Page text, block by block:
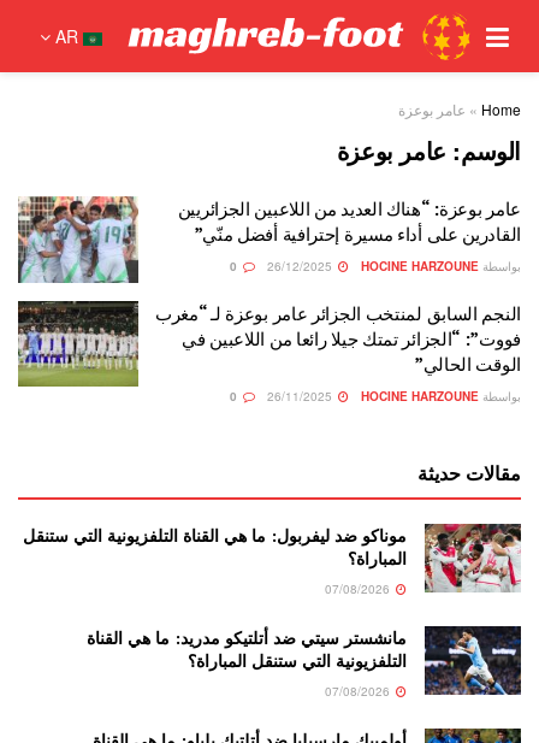
AR
Home
» عامر بوعزة
الوسم: عامر بوعزة
عامر بوعزة: “هناك العديد من اللاعبين الجزائريين
القادرين على أداء مسيرة إحترافية أفضل منّي”
بواسطة HOCINE HARZOUNE
النجم السابق لمنتخب الجزائر عامر بوعزة لـ “مغرب
فووت”: “الجزائر تمتك جيلا رائعا من اللاعبين في
الوقت الحالي”
بواسطة HOCINE HARZOUNE
مقالات حديثة
موناكو ضد ليفربول: ما هي القناة التلفزيونية التي ستنقل
المباراة؟
مانشستر سيتي ضد أتلتيكو مدريد: ما هي القناة
التلفزيونية التي ستنقل المباراة؟